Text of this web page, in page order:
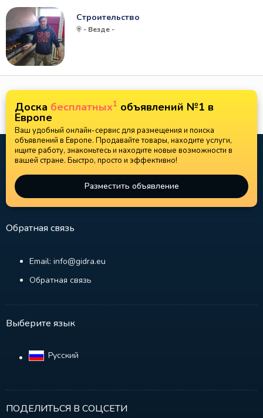
Строительство
- Везде -
Доска бесплатных1 объявлений №1 в
Европе
Ваш удобный онлайн-сервис для размещения и поиска
объявлений в Европе. Продавайте товары, находите услуги,
ищите работу, знакомьтесь и находите новые возможности в
вашей стране. Быстро, просто и эффективно!
Разместить объявление
Обратная связь
Email: info@gidra.eu
Обратная связь
Выберите язык
Русский‎
ПОДЕЛИТЬСЯ В СОЦСЕТИ